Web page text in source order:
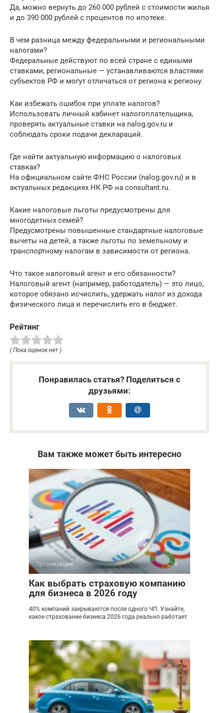
Да, можно вернуть до 260 000 рублей с стоимости жилья
и до 390 000 рублей с процентов по ипотеке.
В чем разница между федеральными и региональными
налогами?
Федеральные действуют по всей стране с едиными
ставками, региональные — устанавливаются властями
субъектов РФ и могут отличаться от региона к региону.
Как избежать ошибок при уплате налогов?
Использовать личный кабинет налогоплательщика,
проверять актуальные ставки на nalog.gov.ru и
соблюдать сроки подачи деклараций.
Где найти актуальную информацию о налоговых
ставках?
На официальном сайте ФНС России (nalog.gov.ru) и в
актуальных редакциях НК РФ на consultant.ru.
Какие налоговые льготы предусмотрены для
многодетных семей?
Предусмотрены повышенные стандартные налоговые
вычеты на детей, а также льготы по земельному и
транспортному налогам в зависимости от региона.
Что такое налоговый агент и его обязанности?
Налоговый агент (например, работодатель) — это лицо,
которое обязано исчислить, удержать налог из дохода
физического лица и перечислить его в бюджет.
Рейтинг
( Пока оценок нет )
Понравилась статья? Поделиться с
друзьями:
Вам также может быть интересно
Организации 0
Как выбрать страховую компанию
для бизнеса в 2026 году
40% компаний закрываются после одного ЧП. Узнайте,
какое страхование бизнеса 2026 года реально работает